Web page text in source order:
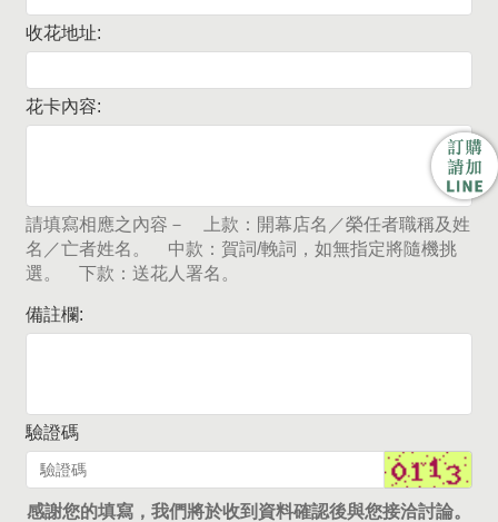
收花地址:
花卡內容:
請填寫相應之內容－ 上款：開幕店名／榮任者職稱及姓
名／亡者姓名。 中款：賀詞/輓詞，如無指定將隨機挑
選。 下款：送花人署名。
備註欄:
驗證碼
感謝您的填寫，我們將於收到資料確認後與您接洽討論。